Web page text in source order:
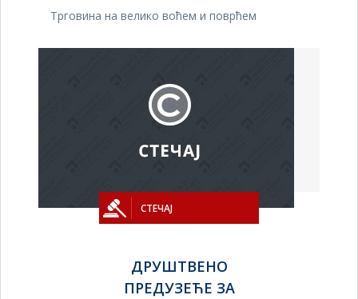
Трговина на велико воћем и поврћем
СТЕЧАЈ
ДРУШТВЕНО
ПРЕДУЗЕЋЕ ЗА